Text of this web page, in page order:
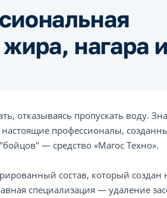
нагара и
отказываясь пропускать воду.
профессионалы,
— средство «Магос Техно».
состав, который создан
специализация — удаление